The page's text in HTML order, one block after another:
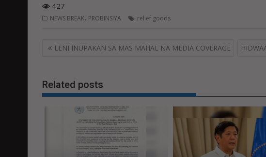
427
NEWS BREAK, PROBINSIYA relief goods
Post
LENI INUPAKAN SA MAS MAHAL NA MEDIA COVERAGE
Related posts